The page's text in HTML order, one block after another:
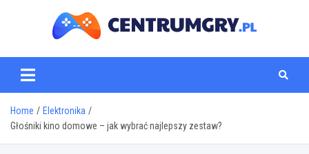
centrumgry.pl
Home
Elektronika
Głośniki kino domowe – jak wybrać najlepszy zestaw?